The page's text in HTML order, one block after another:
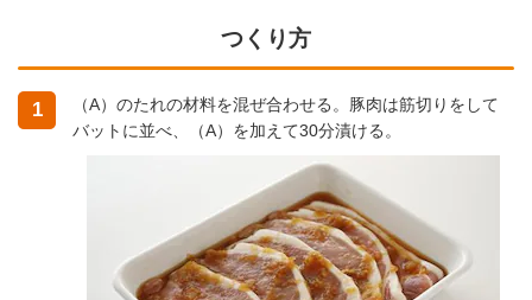
つくり方
1
（A）のたれの材料を混ぜ合わせる。豚肉は筋切りをして
バットに並べ、（A）を加えて30分漬ける。